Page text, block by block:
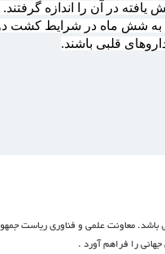
در آن را اندازه
به شش ماه در شرایط کشت
قلبی باشند.
معاونت علمی و فناوری ریاست
را فراهم آورد .